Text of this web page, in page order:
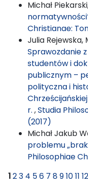
Michał
Christianae:
Julia Rejewska,
Sprawozdanie
studentów i
publicznym –
polityczna i
r. ,Studia
(2017)
Michał Jakub
problemu
Philosophiae
123 4 56 7 891011 12